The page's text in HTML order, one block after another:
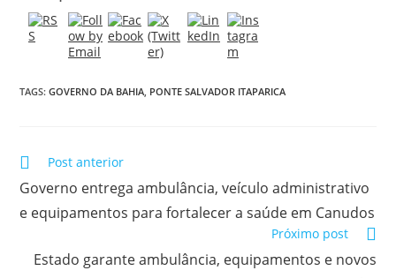
TAGS:GOVERNO DA BAHIA PONTE SALVADOR ITAPARICA
Post anterior
Governo entrega ambulância, veículo administrativo
e equipamentos para fortalecer a saúde em Canudos
Próximo post
Estado garante ambulância, equipamentos e novos